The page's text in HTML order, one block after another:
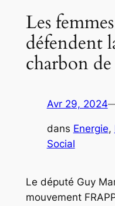
Les
défendent
charbon
Avr 29, 2024
dans Energie,
Social
Le député Guy
mouvement